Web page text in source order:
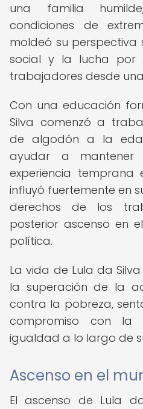
una familia
condiciones de
moldeó su
social y la lucha por
trabajadores desde
Con una educación
Silva comenzó a
de algodón a la
ayudar a
experiencia
influyó fuertemente en
derechos de los
posterior ascenso en
política.
La vida de Lula da
la superación de la
contra la pobreza,
compromiso con la
igualdad a lo largo de
Ascenso en el
El ascenso de Lula